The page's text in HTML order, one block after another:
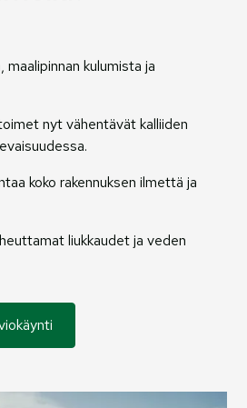
kulumista ja
nyt vähentävät kalliiden
koko rakennuksen ilmettä ja
liukkaudet ja veden